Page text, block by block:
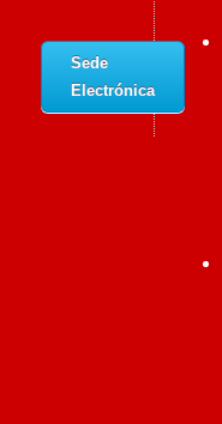
Sede
Electrónica